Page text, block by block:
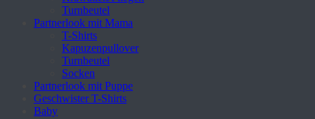
Turnbeutel
Partnerlook mit Mama
T-Shirts
Kapuzenpullover
Turnbeutel
Socken
Partnerlook mit Puppe
Geschwister T-Shirts
Baby